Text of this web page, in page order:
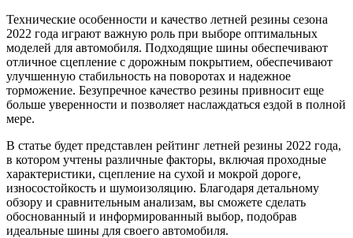
Технические особенности и качество летней резины сезона
2022 года играют важную роль при выборе оптимальных
моделей для автомобиля. Подходящие шины обеспечивают
отличное сцепление с дорожным покрытием, обеспечивают
улучшенную стабильность на поворотах и надежное
торможение. Безупречное качество резины привносит еще
больше уверенности и позволяет наслаждаться ездой в полной
мере.
В статье будет представлен рейтинг летней резины 2022 года,
в котором учтены различные факторы, включая проходные
характеристики, сцепление на сухой и мокрой дороге,
износостойкость и шумоизоляцию. Благодаря детальному
обзору и сравнительным анализам, вы сможете сделать
обоснованный и информированный выбор, подобрав
идеальные шины для своего автомобиля.